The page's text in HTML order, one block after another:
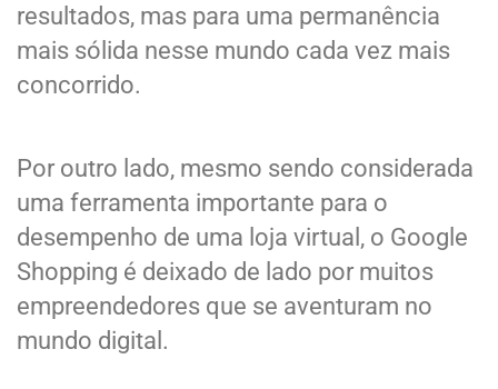
resultados, mas para uma permanência
mais sólida nesse mundo cada vez mais
concorrido.
Por outro lado, mesmo sendo considerada
uma ferramenta importante para o
desempenho de uma loja virtual, o Google
Shopping é deixado de lado por muitos
empreendedores que se aventuram no
mundo digital.